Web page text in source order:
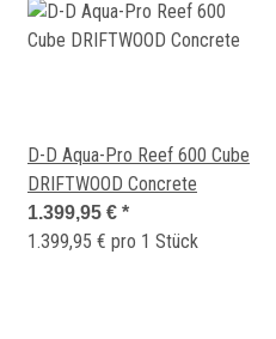
D-D Aqua-Pro Reef 600 Cube
DRIFTWOOD Concrete
1.399,95 € *
1.399,95 € pro 1 Stück